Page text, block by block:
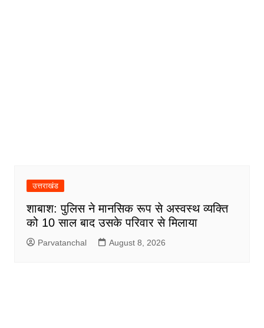
उत्तराखंड
शाबाश: पुलिस ने मानसिक रूप से अस्वस्थ व्यक्ति
को 10 साल बाद उसके परिवार से मिलाया
Parvatanchal August 8, 2026